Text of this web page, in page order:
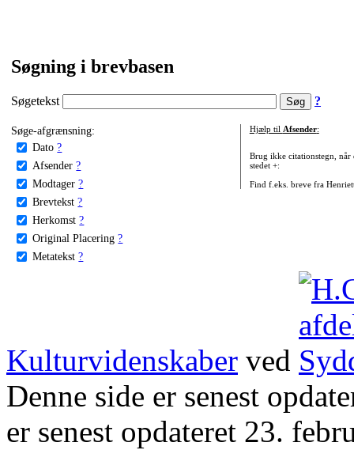
Søgning i brevbasen
Søgetekst ?
Søge-afgrænsning:
Dato ?
Afsender ?
Modtager ?
Brevtekst ?
Herkomst ?
Original Placering ?
Metatekst ?
Hjælp til Afsender:
Brug ikke citationstegn, når
stedet +:
Find f.eks. breve fra
Kulturvidenskaber ved
Denne side er senest
er senest opdateret 23.